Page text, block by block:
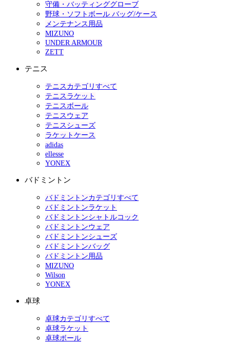
守備・バッティンググローブ
野球・ソフトボール バッグ/ケース
メンテナンス用品
MIZUNO
UNDER ARMOUR
ZETT
テニス
テニスカテゴリすべて
テニスラケット
テニスボール
テニスウェア
テニスシューズ
ラケットケース
adidas
ellesse
YONEX
バドミントン
バドミントンカテゴリすべて
バドミントンラケット
バドミントンシャトルコック
バドミントンウェア
バドミントンシューズ
バドミントンバッグ
バドミントン用品
MIZUNO
Wilson
YONEX
卓球
卓球カテゴリすべて
卓球ラケット
卓球ボール